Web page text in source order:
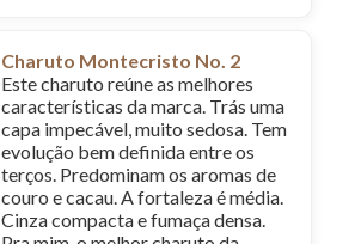
Charuto Montecristo No. 2
Este charuto reúne as melhores
características da marca. Trás uma
capa impecável, muito sedosa. Tem
evolução bem definida entre os
terços. Predominam os aromas de
couro e cacau. A fortaleza é média.
Cinza compacta e fumaça densa.